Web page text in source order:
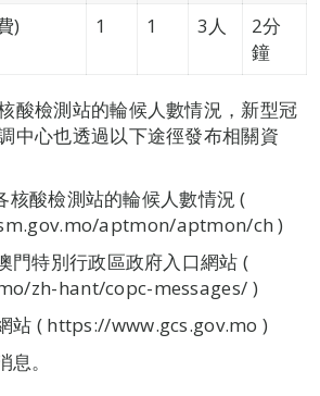
) 1 1 3人
2分
鐘
酸檢測站的輪候人數情況，新型冠
中心也透過以下途徑發布相關資
核酸檢測站的輪候人數情況 (
aptmon/aptmon/ch )
門特別行政區政府入口網站 (
zh-hant/copc-messages/ )
站 ( https://www.gcs.gov.mo )
。